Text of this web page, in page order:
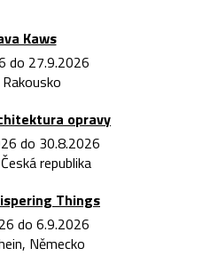
Kaws
do 27.9.2026
opravy
do 30.8.2026
republika
Things
do 6.9.2026
Německo